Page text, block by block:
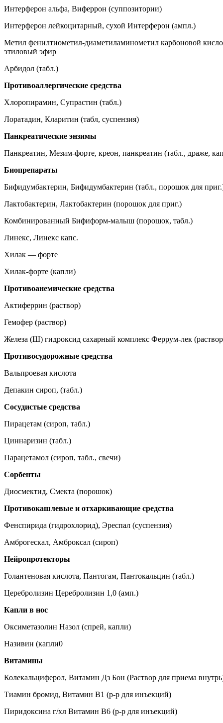
Интерферон альфа, Виферрон (суппозитории)
Интерферон лейкоцитарный, сухой Интерферон (ампл.)
Метил фенилтиометил-диаметиламинометил карбоновой
этиловый эфир
Арбидол (табл.)
Противоаллергические средства
Хлоропирамин, Супрастин (табл.)
Лоратадин, Кларитин (табл, суспензия)
Панкреатические энзимы
Панкреатин, Мезим-форте, креон, панкреатин (табл., драже,
Биопрепараты
Бифидумбактерин, Бифидумбактерин (табл., порошок для
Лактобактерин, Лактобактерин (порошок для приг.)
Комбинированный Бифиформ-малыш (порошок, табл.)
Линекс, Линекс капс.
Хилак — форте
Хилак-форте (капли)
Противоанемические средства
Актиферрин (раствор)
Гемофер (раствор)
Железа (Ш) гидроксид сахарный комплекс Феррум-лек
Противосудорожные средства
Вальпроевая кислота
Депакин сироп, (табл.)
Сосудистые средства
Пирацетам (сироп, табл.)
Циннаризин (табл.)
Парацетамол (сироп, табл., свечи)
Сорбенты
Диосмектид, Смекта (порошок)
Противокашлевые и отхаркивающие средства
Фенспирида (гидрохлорид), Эреспал (суспензия)
Амброгескал, Амброксал (сироп)
Нейропротекторы
Голантеновая кислота, Пантогам, Пантокальцин (табл.)
Церебролизин Церебролизин 1,0 (амп.)
Капли в нос
Оксиметазолин Назол (спрей, капли)
Називин (капли0
Витамины
Колекальциферол, Витамин Дз Бон (Раствор для приема
Тиамин бромид, Витамин В1 (р-р для инъекций)
Пиридоксина г/хл Витамин В6 (р-р для инъекций)